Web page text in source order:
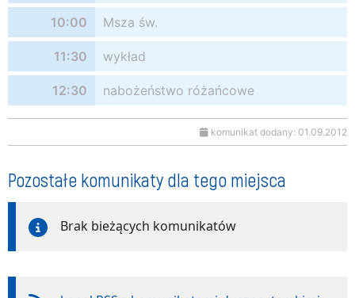
10:00 Msza św.
11:30 wykład
12:30 nabożeństwo różańcowe
komunikat dodany: 01.09.2012
Pozostałe komunikaty dla tego miejsca
Brak bieżących komunikatów